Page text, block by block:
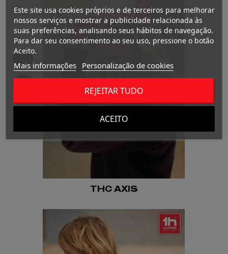
THC AXIS
Este site usa cookies próprios e de terceiros para melhorar
nossos serviços e mostrar a publicidade relacionada às
suas preferências, analisando seus hábitos de navegação.
Para dar seu consentimento ao seu uso, pressione o botão
Aceito.
Mais informações Personalização de cookies
REJEITAR TUDO
ACEITO